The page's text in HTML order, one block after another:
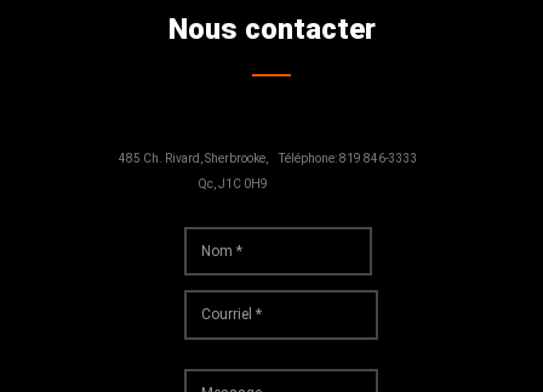
Nous contacter
Téléphone: 819 846-3333
485 Ch. Rivard, Sherbrooke,
Qc, J1C 0H9